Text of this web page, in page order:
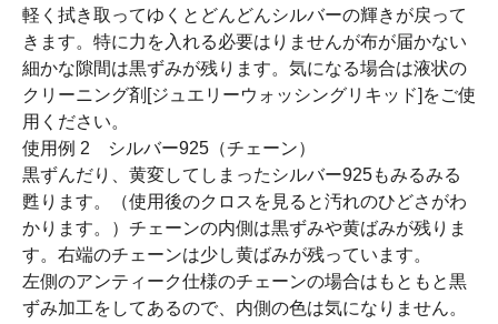
軽く拭き取ってゆくとどんどんシルバーの輝きが戻って
きます。特に力を入れる必要はりませんが布が届かない
細かな隙間は黒ずみが残ります。気になる場合は液状の
クリーニング剤[ジュエリーウォッシングリキッド]をご使
用ください。
使用例 2 シルバー925（チェーン）
黒ずんだり、黄変してしまったシルバー925もみるみる
甦ります。（使用後のクロスを見ると汚れのひどさがわ
かります。）チェーンの内側は黒ずみや黄ばみが残りま
す。右端のチェーンは少し黄ばみが残っています。
左側のアンティーク仕様のチェーンの場合はもともと黒
ずみ加工をしてあるので、内側の色は気になりません。